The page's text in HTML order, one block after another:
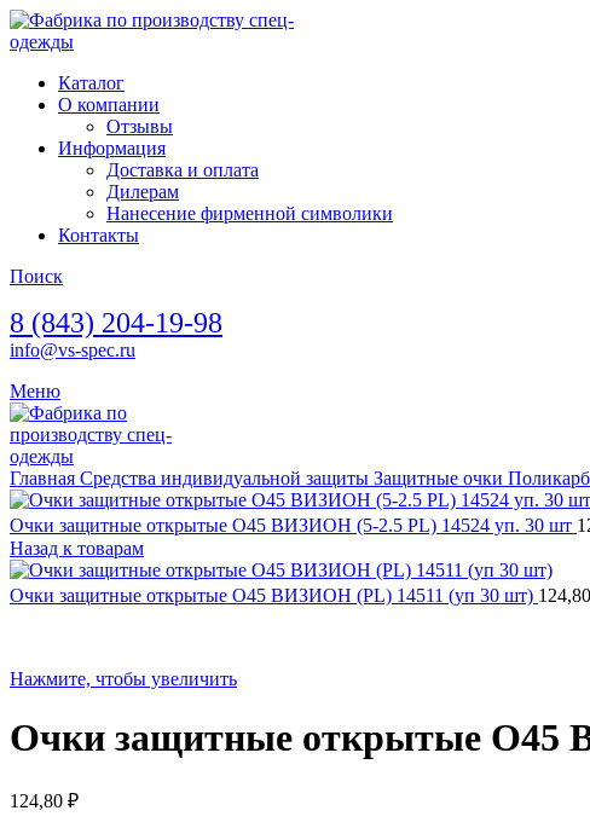
Каталог
О компании
Отзывы
Информация
Доставка и оплата
Дилерам
Нанесение фирменной символики
Контакты
Поиск
8 (843) 204-19-98
info@vs-spec.ru
Меню
Главная Средства индивидуальной защиты Защитные очки
Очки защитные открытые О45 ВИЗИОН (5-2.5 PL) 14524 уп. 30 шт
Назад к товарам
Очки защитные открытые О45 ВИЗИОН (PL) 14511 (уп 30 шт) 124,80
Нажмите, чтобы увеличить
Очки защитные открытые О45
124,80 ₽